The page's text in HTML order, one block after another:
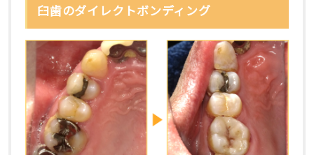
臼歯のダイレクトボンディング